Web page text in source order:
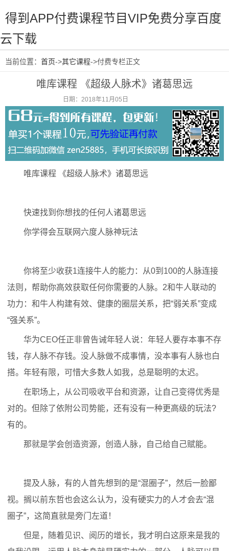
得到APP付费课程节目VIP免费分享百度
云下载
当前位置： 首页->其它课程->付费专栏正文
唯库课程 《超级人脉术》诸葛思远
日期：2018年11月05日
唯库课程 《超级人脉术》诸葛思远
快速找到你想找的任何人诸葛思远
你学得会互联网六度人脉神玩法
你将至少收获1连接牛人的能力：从0到100的人脉连接
法则，帮助你高效获取任何你需要的人脉。2和牛人联动的
功力：和牛人构建有效、健康的圈层关系，把“弱关系”变成
“强关系”。
华为CEO任正非曾告诫年轻人说：年轻人要存本事不存
钱，存人脉不存钱。没人脉做不成事情，没本事有人脉也白
搭。年轻有限，可惜大多数人如我，总是聪明的太迟。
在职场上，从公司吸收平台和资源，让自己变得优秀是
对的。但除了依附公司势能，还有没有一种更高级的玩法?
有的。
那就是学会创造资源，创造人脉，自己给自己赋能。
提及人脉，有的人首先想到的是“混圈子”，然后一脸鄙
视。搁以前东哲也会这么认为，没有硬实力的人才会去“混
圈子”，这简直就是旁门左道！
但是，随着见识、阅历的增长，我才明白这原来是我的